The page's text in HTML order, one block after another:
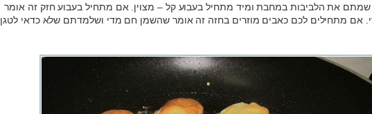
את הלביבות במחבת ומיד מתחיל בעבוע קל – מצוין. אם מתחיל בעבוע חזק זה אומר
אם מתחילים לכם כאבים מוזרים בחזה זה אומר שהשמן חם מדי ושלמדתם שלא כדאי לטגן